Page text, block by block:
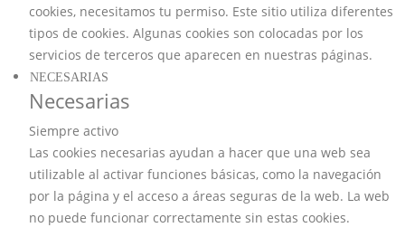
cookies, necesitamos tu permiso. Este sitio utiliza diferentes
tipos de cookies. Algunas cookies son colocadas por los
servicios de terceros que aparecen en nuestras páginas.
NECESARIAS
Necesarias
Siempre activo
Las cookies necesarias ayudan a hacer que una web sea
utilizable al activar funciones básicas, como la navegación
por la página y el acceso a áreas seguras de la web. La web
no puede funcionar correctamente sin estas cookies.